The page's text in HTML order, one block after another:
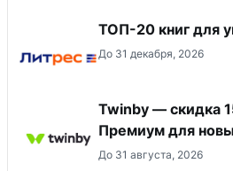
ТОП-20 книг для
До 31 декабря, 2026
Twinby — скидка
Премиум для
До 31 августа, 2026